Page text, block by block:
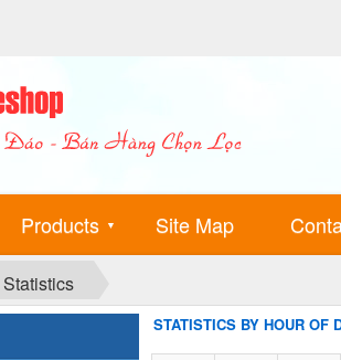
Products ▼ Site Map
Statistics
STATISTICS BY HOUR OF